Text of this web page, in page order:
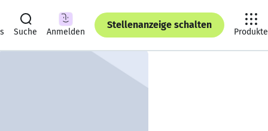
Suche Anmelden
Stellenanzeige schalten
Produkte